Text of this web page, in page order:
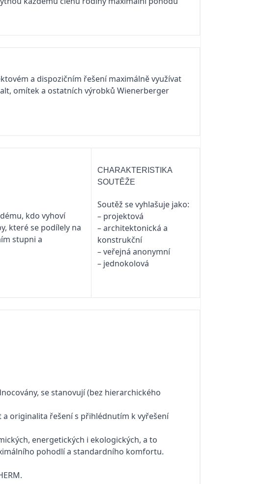
a dispozičním řešení maximálně využívat
omítek a ostatních výrobků Wienerberger
kdo vyhoví
které se podílely na
stupni a
CHARAKTERISTIKA
SOUTĚŽE
Soutěž se vyhlašuje jako:
– projektová
– architektonická a
konstrukční
– veřejná anonymní
– jednokolová
se stanovují (bez hierarchického
originalita řešení s přihlédnutím k vyřešení
energetických i ekologických, a to
pohodlí a standardního komfortu.